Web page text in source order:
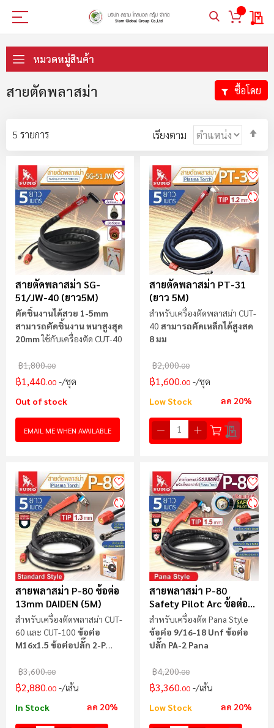
My
ไป
ที่
หมวดหมู่สินค้า
สายตัดพลาสม่า
5 รายการ เรียงตาม
สายตัดพลาสม่า SG-
51/JW-40 (ยาว5M)
ตัดชิ้นงานได้สวย 1-5mm
สามารถตัดชิ้นงาน หนาสูงสุด
20mmใช้กับเครื่องตัด CUT-40
฿1,800.00
฿1,440.00 /ชุด
Out of stock
EMAIL ME WHEN AVAILABLE
สายตัดพลาสม่า PT-31
(ยาว 5M)
สำหรับเครื่องตัดพลาสม่า CUT-
40 สามารถตัดเหล็กได้สูงสด
8 มม
฿2,000.00
฿1,600.00 /ชุด
Low Stock ลด 20%
สายพลาสม่า P-80 ข้อต่อ
13mm DAIDEN (5M)
สำหรับเครื่องตัดพลาสม่า CUT-
60 และ CUT-100 ข้อต่อ
M16x1.5 ข้อต่อปลั๊ก 2-P
฿3,600.00
฿2,880.00 /เส้น
In Stock ลด 20%
สายพลาสม่า P-80
Safety Pilot Arc ข้อต่อ
PANA (5M)
สำหรับเครื่องตัด Pana Style
ข้อต่อ 9/16-18 Unf ข้อต่อ
ปลั๊ก PA-2 Pana
฿4,200.00
฿3,360.00 /เส้น
Low Stock ลด 20%
ซื้อโดย